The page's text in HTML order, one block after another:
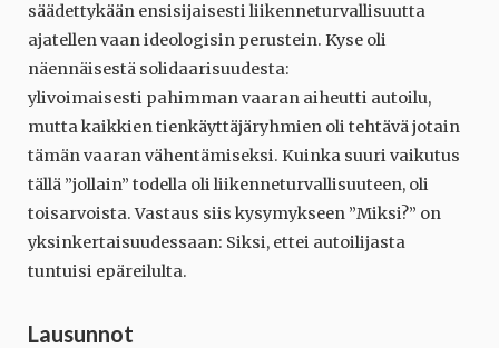
säädettykään ensisijaisesti liikenneturvallisuutta
ajatellen vaan ideologisin perustein. Kyse oli
näennäisestä solidaarisuudesta:
ylivoimaisesti pahimman vaaran aiheutti autoilu,
mutta kaikkien tienkäyttäjäryhmien oli tehtävä jotain
tämän vaaran vähentämiseksi. Kuinka suuri vaikutus
tällä ”jollain” todella oli liikenneturvallisuuteen, oli
toisarvoista. Vastaus siis kysymykseen ”Miksi?” on
yksinkertaisuudessaan: Siksi, ettei autoilijasta
tuntuisi epäreilulta.
Lausunnot